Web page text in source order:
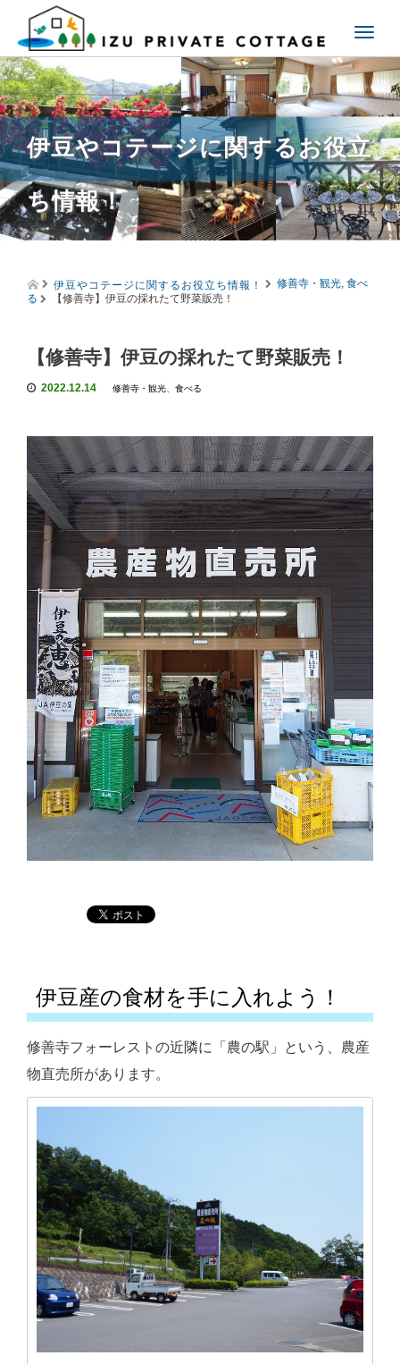
T
g
g
l
n
a
v
i
g
a
o
伊豆やコテージに関するお役立
ち情報！
伊豆やコテージに関するお役立ち情報！ 修善寺・観光, 食べ
る
【修善寺】伊豆の採れたて野菜販売！
【修善寺】伊豆の採れたて野菜販売！
2022.12.14 修善寺・観光 食べる
伊豆産の食材を手に入れよう！
修善寺フォーレストの近隣に「農の駅」
という、農産
物直売所があります。